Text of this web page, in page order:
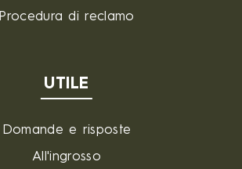
Procedura di reclamo
UTILE
Domande e risposte
All'ingrosso